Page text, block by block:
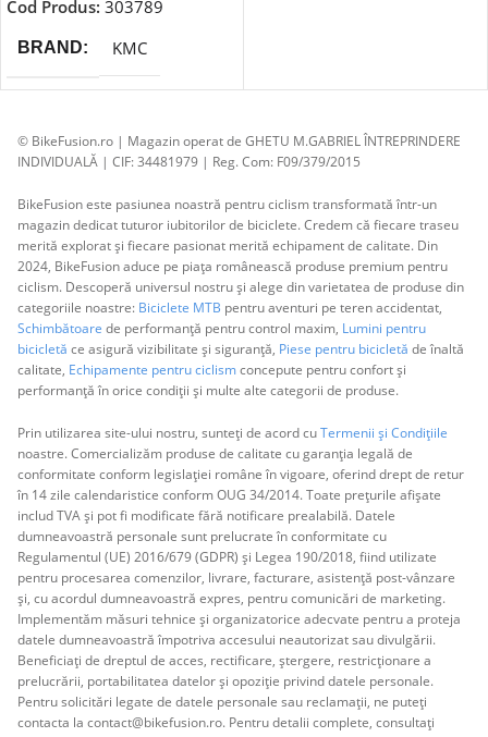
Cod Produs: 303789
BRAND KMC
© BikeFusion.ro | Magazin operat de GHETU M.GABRIEL ÎNTREPRINDERE
INDIVIDUALĂ | CIF: 34481979 | Reg. Com: F09/379/2015
BikeFusion este pasiunea noastră pentru ciclism transformată într-un
magazin dedicat tuturor iubitorilor de biciclete. Credem că fiecare traseu
merită explorat și fiecare pasionat merită echipament de calitate. Din
2024, BikeFusion aduce pe piața românească produse premium pentru
ciclism. Descoperă universul nostru și alege din varietatea de produse din
categoriile noastre: Biciclete MTB pentru aventuri pe teren accidentat,
Schimbătoare de performanță pentru control maxim, Lumini pentru
bicicletă ce asigură vizibilitate și siguranță, Piese pentru bicicletă de înaltă
calitate, Echipamente pentru ciclismconcepute pentru confort și
performanță în orice condiții și multe alte categorii de produse.
Prin utilizarea site-ului nostru, sunteți de acord cuTermenii și Condițiile
noastre. Comercializăm produse de calitate cu garanția legală de
conformitate conform legislației române în vigoare, oferind drept de retur
în 14 zile calendaristice conform OUG 34/2014. Toate prețurile afișate
includ TVA și pot fi modificate fără notificare prealabilă. Datele
dumneavoastră personale sunt prelucrate în conformitate cu
Regulamentul (UE) 2016/679 (GDPR) și Legea 190/2018, fiind utilizate
pentru procesarea comenzilor, livrare, facturare, asistență post-vânzare
și, cu acordul dumneavoastră expres, pentru comunicări de marketing.
Implementăm măsuri tehnice și organizatorice adecvate pentru a proteja
datele dumneavoastră împotriva accesului neautorizat sau divulgării.
Beneficiați de dreptul de acces, rectificare, ștergere, restricționare a
prelucrării, portabilitatea datelor și opoziție privind datele personale.
Pentru solicitări legate de datele personale sau reclamații, ne puteți
contacta la contact@bikefusion.ro. Pentru detalii complete, consultați